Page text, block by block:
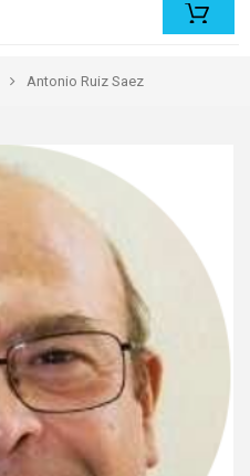
Antonio Ruiz Saez